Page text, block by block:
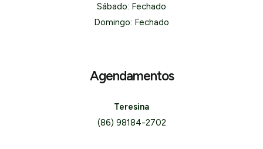
Sábado: Fechado
Domingo: Fechado
Agendamentos
Teresina
(86) 98184-2702